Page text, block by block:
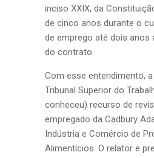
inciso XXIX, da
de cinco anos durante o
de emprego até dois anos
do contrato.
Com esse entendimento,
Tribunal Superior do
conheceu) recurso de
empregado da Cadbury
Indústria e Comércio de
Alimentícios. O relator e